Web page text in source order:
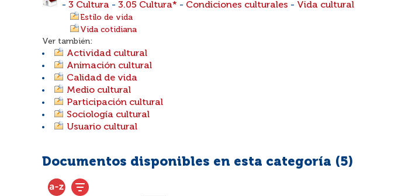
- 3 Cultura - 3.05 Cultura* - Condiciones culturales - Vida cultural
Estilo de vida
Vida cotidiana
Ver también:
Actividad cultural
Animación cultural
Calidad de vida
Medio cultural
Participación cultural
Sociología cultural
Usuario cultural
Documentos disponibles en esta categoría (5)